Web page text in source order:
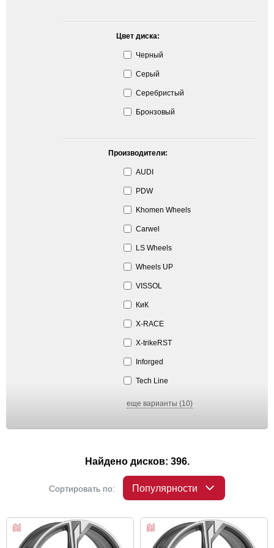
Цвет диска:
Черный
Серый
Серебристый
Бронзовый
Производители:
AUDI
PDW
Khomen Wheels
Carwel
LS Wheels
Wheels UP
VISSOL
КиК
X-RACE
X-trikeRST
Inforged
Tech Line
еще варианты (10)
Найдено дисков: 396.
Сортировать по: Популярности